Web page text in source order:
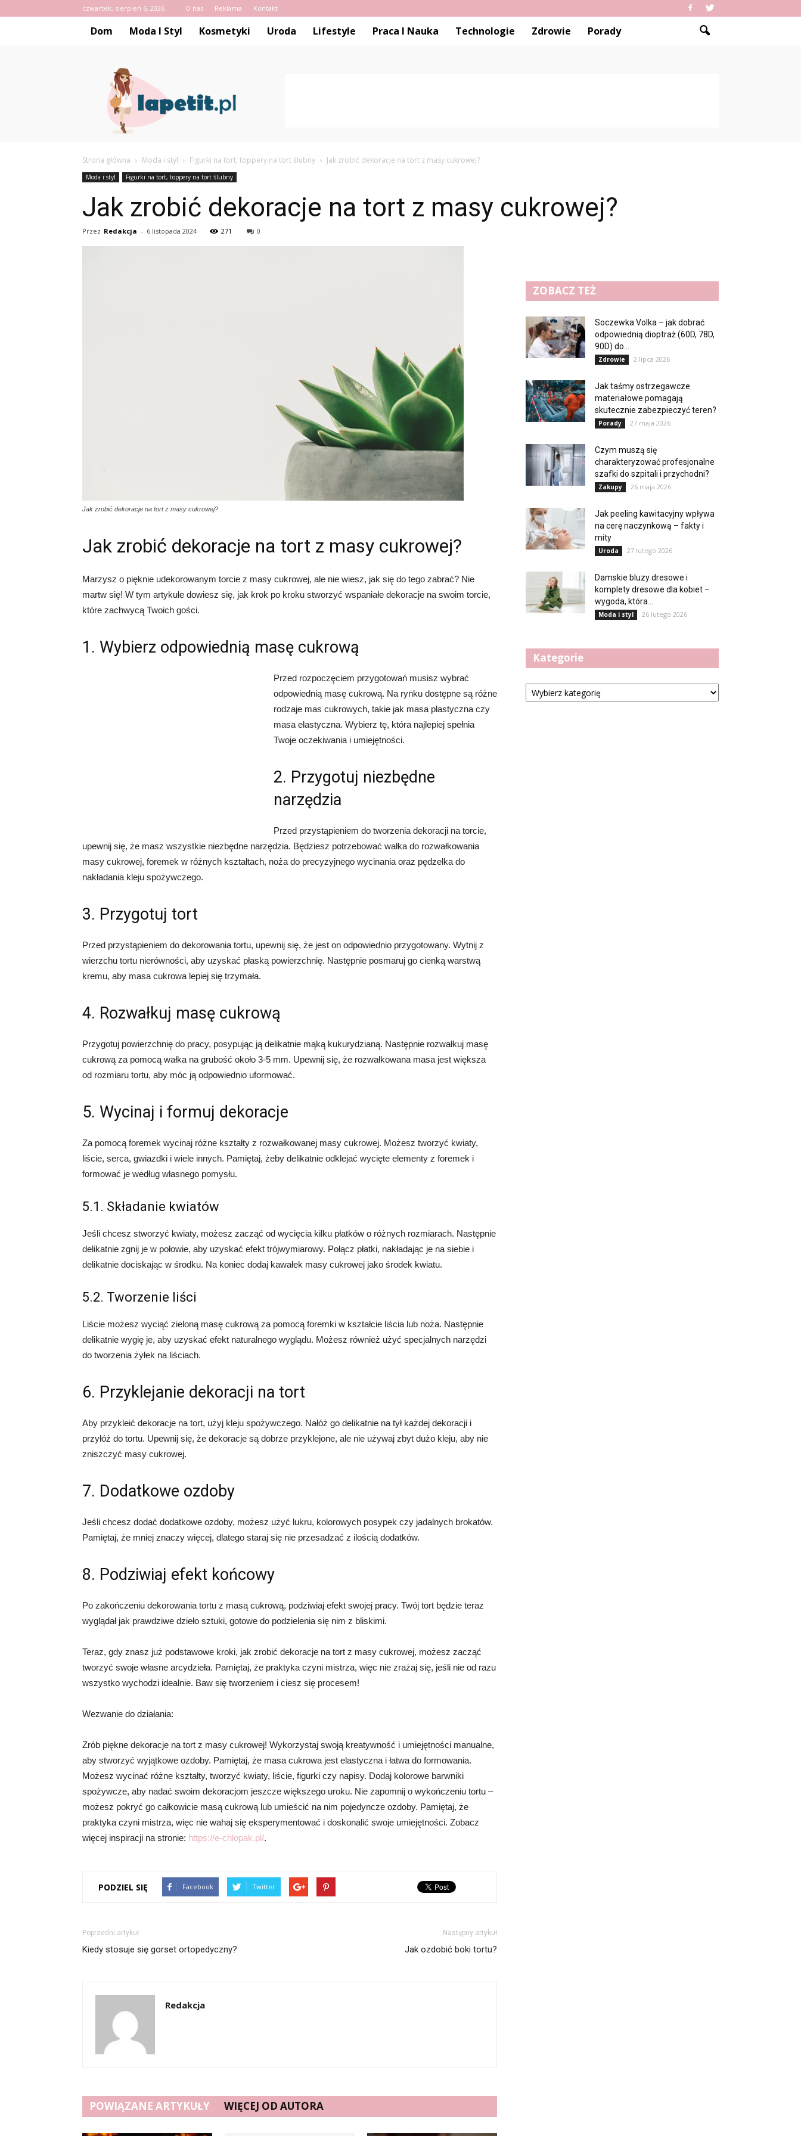
czwartek, sierpień 6, 2026 O nas Reklama Kontakt
Dom Moda I Styl Kosmetyki Uroda Lifestyle Praca I Nauka Technologie Zdrowie Porady
Lapetit.pl
Strona główna Moda i styl Figurki na tort, toppery na tort ślubny Jak zrobić dekoracje na tort z masy cukrowej?
Moda i styl Figurki na tort, toppery na tort ślubny
Jak zrobić dekoracje na tort z masy cukrowej?
Przez Redakcja - 6 listopada 2024 271 0
Jak zrobić dekoracje na tort z masy cukrowej?
Jak zrobić dekoracje na tort z masy cukrowej?
Marzysz o pięknie udekorowanym torcie z masy cukrowej, ale nie wiesz, jak się do tego zabrać? Nie
martw się! W tym artykule dowiesz się, jak krok po kroku stworzyć wspaniałe dekoracje na swoim torcie,
które zachwycą Twoich gości.
1. Wybierz odpowiednią masę cukrową
Przed rozpoczęciem przygotowań musisz wybrać
odpowiednią masę cukrową. Na rynku dostępne są różne
rodzaje mas cukrowych, takie jak masa plastyczna czy
masa elastyczna. Wybierz tę, która najlepiej spełnia
Twoje oczekiwania i umiejętności.
2. Przygotuj niezbędne
narzędzia
Przed przystąpieniem do tworzenia dekoracji na torcie,
upewnij się, że masz wszystkie niezbędne narzędzia. Będziesz potrzebować wałka do rozwałkowania
masy cukrowej, foremek w różnych kształtach, noża do precyzyjnego wycinania oraz pędzelka do
nakładania kleju spożywczego.
3. Przygotuj tort
Przed przystąpieniem do dekorowania tortu, upewnij się, że jest on odpowiednio przygotowany. Wytnij z
wierzchu tortu nierówności, aby uzyskać płaską powierzchnię. Następnie posmaruj go cienką warstwą
kremu, aby masa cukrowa lepiej się trzymała.
4. Rozwałkuj masę cukrową
Przygotuj powierzchnię do pracy, posypując ją delikatnie mąką kukurydzianą. Następnie rozwałkuj masę
cukrową za pomocą wałka na grubość około 3-5 mm. Upewnij się, że rozwałkowana masa jest większa
od rozmiaru tortu, aby móc ją odpowiednio uformować.
5. Wycinaj i formuj dekoracje
Za pomocą foremek wycinaj różne kształty z rozwałkowanej masy cukrowej. Możesz tworzyć kwiaty,
liście, serca, gwiazdki i wiele innych. Pamiętaj, żeby delikatnie odklejać wycięte elementy z foremek i
formować je według własnego pomysłu.
5.1. Składanie kwiatów
Jeśli chcesz stworzyć kwiaty, możesz zacząć od wycięcia kilku płatków o różnych rozmiarach. Następnie
delikatnie zgnij je w połowie, aby uzyskać efekt trójwymiarowy. Połącz płatki, nakładając je na siebie i
delikatnie dociskając w środku. Na koniec dodaj kawałek masy cukrowej jako środek kwiatu.
5.2. Tworzenie liści
Liście możesz wyciąć zieloną masę cukrową za pomocą foremki w kształcie liścia lub noża. Następnie
delikatnie wygię je, aby uzyskać efekt naturalnego wyglądu. Możesz również użyć specjalnych narzędzi
do tworzenia żyłek na liściach.
6. Przyklejanie dekoracji na tort
Aby przykleić dekoracje na tort, użyj kleju spożywczego. Nałóż go delikatnie na tył każdej dekoracji i
przyłóż do tortu. Upewnij się, że dekoracje są dobrze przyklejone, ale nie używaj zbyt dużo kleju, aby nie
zniszczyć masy cukrowej.
7. Dodatkowe ozdoby
Jeśli chcesz dodać dodatkowe ozdoby, możesz użyć lukru, kolorowych posypek czy jadalnych brokatów.
Pamiętaj, że mniej znaczy więcej, dlatego staraj się nie przesadzać z ilością dodatków.
8. Podziwiaj efekt końcowy
Po zakończeniu dekorowania tortu z masą cukrową, podziwiaj efekt swojej pracy. Twój tort będzie teraz
wyglądał jak prawdziwe dzieło sztuki, gotowe do podzielenia się nim z bliskimi.
Teraz, gdy znasz już podstawowe kroki, jak zrobić dekoracje na tort z masy cukrowej, możesz zacząć
tworzyć swoje własne arcydzieła. Pamiętaj, że praktyka czyni mistrza, więc nie zrażaj się, jeśli nie od razu
wszystko wychodzi idealnie. Baw się tworzeniem i ciesz się procesem!
Wezwanie do działania:
Zrób piękne dekoracje na tort z masy cukrowej! Wykorzystaj swoją kreatywność i umiejętności manualne,
aby stworzyć wyjątkowe ozdoby. Pamiętaj, że masa cukrowa jest elastyczna i łatwa do formowania.
Możesz wycinać różne kształty, tworzyć kwiaty, liście, figurki czy napisy. Dodaj kolorowe barwniki
spożywcze, aby nadać swoim dekoracjom jeszcze większego uroku. Nie zapomnij o wykończeniu tortu –
możesz pokryć go całkowicie masą cukrową lub umieścić na nim pojedyncze ozdoby. Pamiętaj, że
praktyka czyni mistrza, więc nie wahaj się eksperymentować i doskonalić swoje umiejętności. Zobacz
więcej inspiracji na stronie: https://e-chlopak.pl/.
PODZIEL SIĘ Facebook Twitter
Poprzedni artykuł
Kiedy stosuje się gorset ortopedyczny?
Następny artykuł
Jak ozdobić boki tortu?
Redakcja
POWIĄZANE ARTYKUŁY WIĘCEJ OD AUTORA
ZOBACZ TEŻ
Soczewka Volka – jak dobrać
odpowiednią dioptraż (60D, 78D,
90D) do...
Zdrowie 2 lipca 2026
Jak taśmy ostrzegawcze
materiałowe pomagają
skutecznie zabezpieczyć teren?
Porady 27 maja 2026
Czym muszą się
charakteryzować profesjonalne
szafki do szpitali i przychodni?
Zakupy 26 maja 2026
Jak peeling kawitacyjny wpływa
na cerę naczynkową – fakty i
mity
Uroda 27 lutego 2026
Damskie bluzy dresowe i
komplety dresowe dla kobiet –
wygoda, która...
Moda i styl 26 lutego 2026
Kategorie
Kategorie